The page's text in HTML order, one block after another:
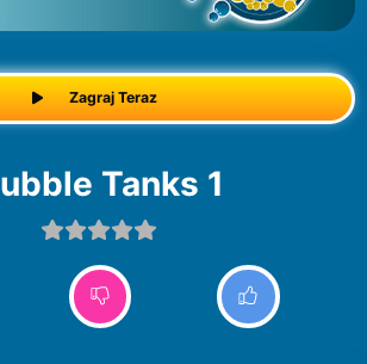
Zagraj Teraz
Bubble Tanks 1